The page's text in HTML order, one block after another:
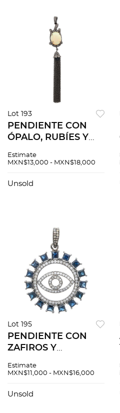
Lot 193
PENDIENTE CON
ÓPALO, RUBÍES Y
PLATA PAVONADA
cabujón ~7.0 ct,
Estimate
MXN$13,000 - MXN$18,000
Unsold
Lot 195
PENDIENTE CON
ZAFIROS Y
PLATA PAVONADA.
cuadrado ~3.40 ct y
Estimate
MXN$11,000 - MXN$16,000
Unsold